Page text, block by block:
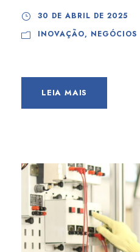
30 DE ABRIL DE 2025
INOVAÇÃO, NEGÓCIOS
LEIA MAIS